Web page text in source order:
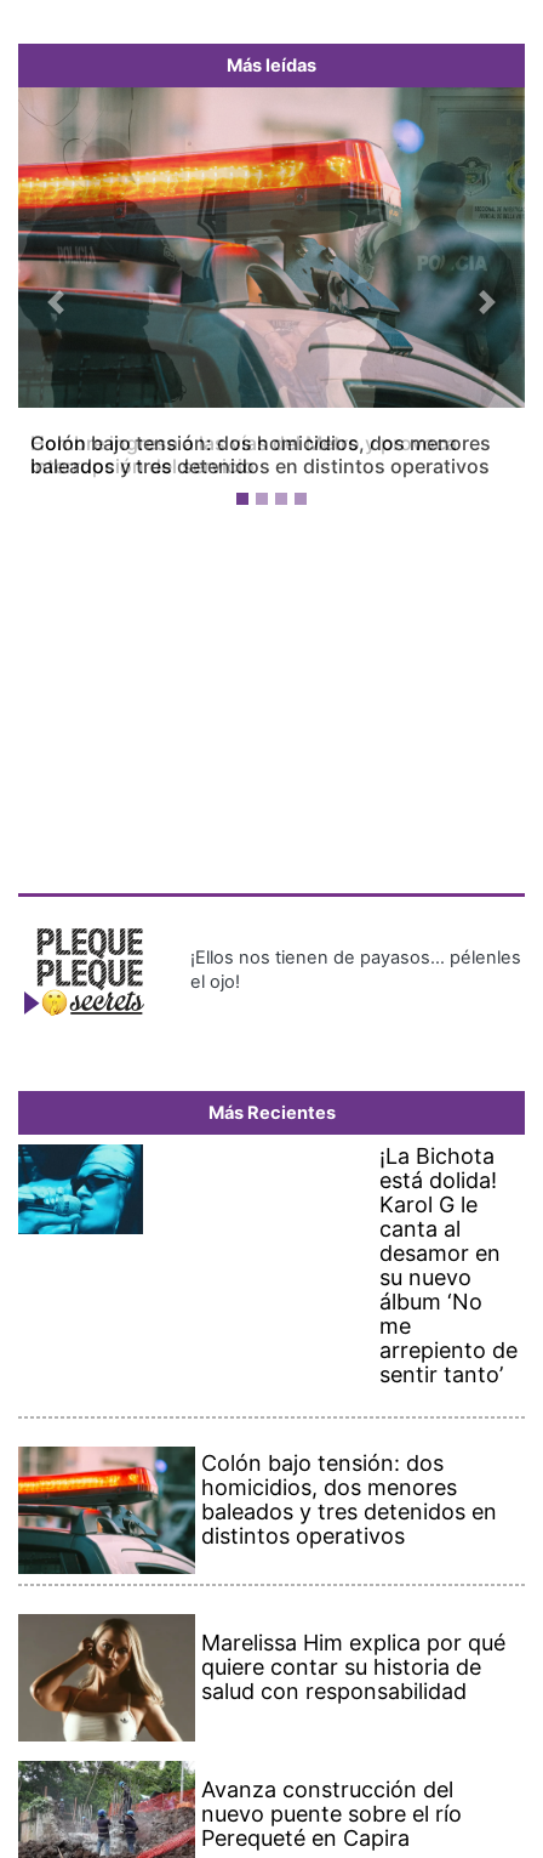
Más leídas
Colón bajo tensión: dos homicidios, dos menores
baleados y tres detenidos en distintos operativos
Previous Next
¡Ellos nos tienen de payasos… pélenles
el ojo!
Más Recientes
¡La Bichota
está dolida!
Karol G le
canta al
desamor en
su nuevo
álbum ‘No
me
arrepiento de
sentir tanto’
Colón bajo tensión: dos
homicidios, dos menores
baleados y tres detenidos en
distintos operativos
Marelissa Him explica por qué
quiere contar su historia de
salud con responsabilidad
Avanza construcción del
nuevo puente sobre el río
Perequeté en Capira